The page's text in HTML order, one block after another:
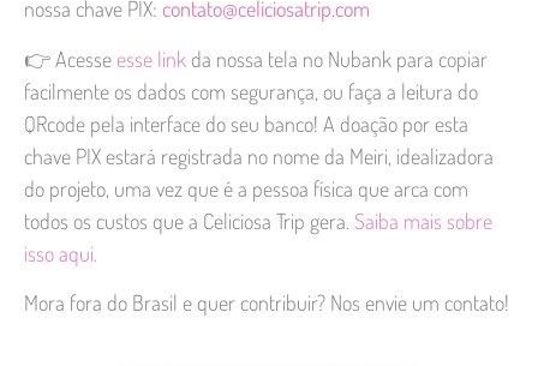
nossa chave PIX: contato@celiciosatrip.com
👉 Acesse esse link da nossa tela no Nubank para copiar
facilmente os dados com segurança, ou faça a leitura do
QRcode pela interface do seu banco! A doação por esta
chave PIX estará registrada no nome da Meiri, idealizadora
do projeto, uma vez que é a pessoa física que arca com
todos os custos que a Celiciosa Trip gera. Saiba mais sobre
isso aqui.
Mora fora do Brasil e quer contribuir? Nos envie um contato!